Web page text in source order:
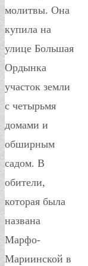
молитвы. Она
купила на
улице Большая
Ордынка
участок земли
с четырьмя
домами и
обширным
садом. В
обители,
которая была
названа
Марфо-
Мариинской в